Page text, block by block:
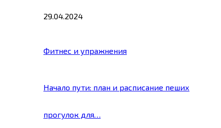
29.04.2024
Фитнес и упражнения
Начало пути: план и расписание пеших
прогулок для…